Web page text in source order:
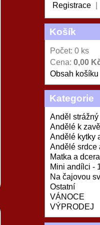
Registrace
Košík
Počet: 0 ks
Cena: 0,00
Obsah košíku
Kategorie
Anděl strážný
Andělé k
Andělé kytky
Andělé srdce
Matka a dcera
Mini andílci -
Na čajovou
Ostatní
VÁNOCE
VÝPRODEJ